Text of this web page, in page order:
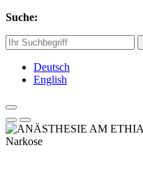
Suche:
Deutsch
English